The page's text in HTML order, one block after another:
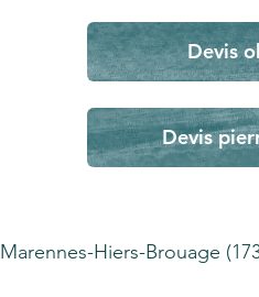
Devis
Devis
Marennes-Hiers-Brouage